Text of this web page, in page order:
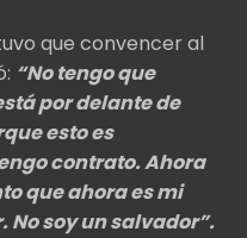
que convencer al
“No tengo que
por delante de
esto es
contrato. Ahora
que ahora es mi
No soy un salvador”.